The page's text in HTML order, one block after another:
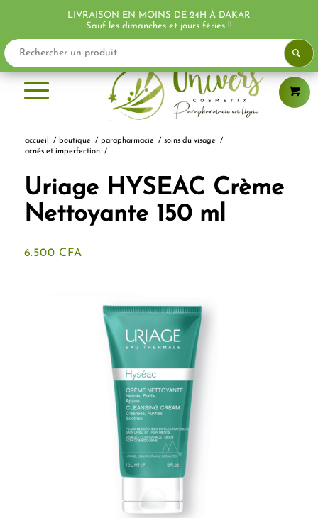
accueil / boutique / parapharmacie / soins du visage
/
acnés et imperfection /
Uriage HYSEAC Crème
Nettoyante 150 ml
6.500 CFA
LIVRAISON EN MOINS DE 24H À DAKAR
Sauf les dimanches et jours fériés !!